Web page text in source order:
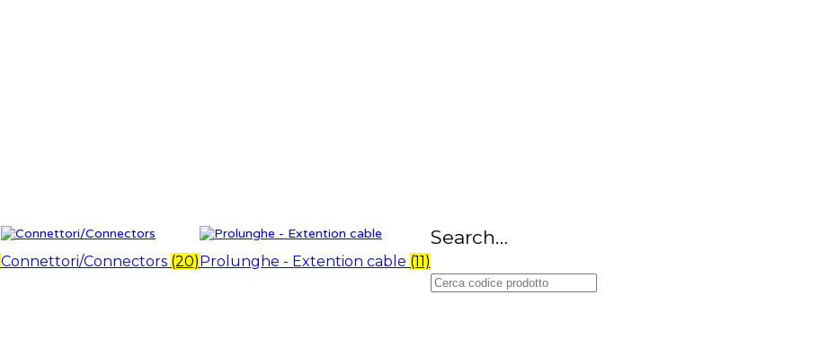
Connettori/Connectors (20)Prolunghe - Extention cable (11)
Search…